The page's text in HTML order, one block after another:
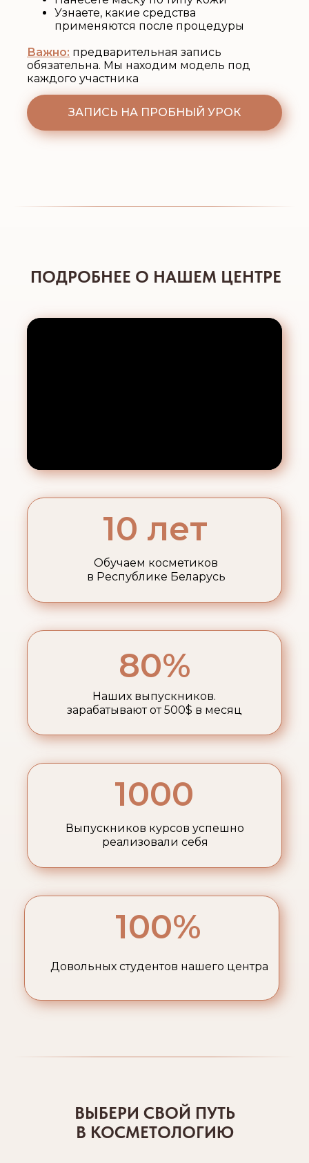
Узнаете, какие средства
применяются после процедуры
Важно: предварительная запись
обязательна. Мы находим модель под
каждого участника
ЗАПИСЬ НА ПРОБНЫЙ УРОК
10 лет
Обучаем косметиков
в Республике Беларусь
1000
Выпускников курсов успешно
реализовали себя
80%
Наших выпускников.
зарабатывают от 500$ в месяц
100%
Довольных студентов нашего центра
ПОДРОБНЕЕ О НАШЕМ ЦЕНТРЕ
ВЫБЕРИ СВОЙ ПУТЬ
В КОСМЕТОЛОГИЮ